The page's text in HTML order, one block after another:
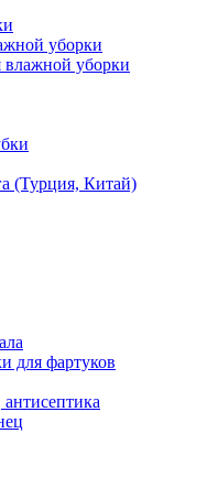
уборки
уборки
(Турция, Китай)
для фартуков